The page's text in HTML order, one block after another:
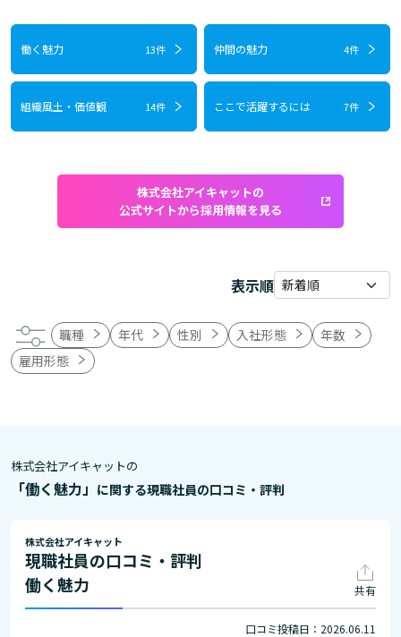
働く魅力 13件 仲間の魅力 4件
組織風土・価値観 14件 ここで活躍するには 7件
株式会社アイキャットの
公式サイトから採用情報を見る
表示順
職種 年代 性別 入社形態
年数
雇用形態
株式会社アイキャットの
「働く魅力」 に関する現職社員の口コミ・評判
株式会社アイキャット
現職社員の口コミ・評判
働く魅力
共有
口コミ投稿日：2026.06.11